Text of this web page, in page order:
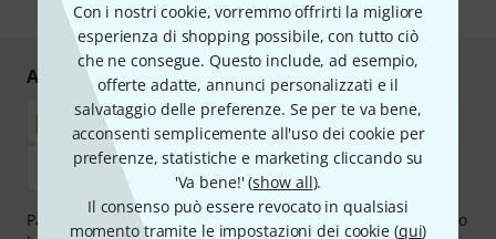
Con i nostri cookie, vorremmo offrirti la migliore
esperienza di shopping possibile, con tutto ciò
che ne consegue. Questo include, ad esempio,
offerte adatte, annunci personalizzati e il
salvataggio delle preferenze. Se per te va bene,
acconsenti semplicemente all'uso dei cookie per
preferenze, statistiche e marketing cliccando su
'Va bene!' (show all).
Il consenso può essere revocato in qualsiasi
momento tramite le impostazioni dei cookie (qui)
Acquisti e pagamenti sicuri
Paga in tutta sicurezza con Contanti alla consegna, Bonifico